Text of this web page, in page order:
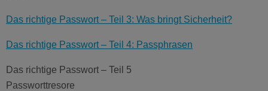
Das richtige Passwort – Teil 3: Was bringt Sicherheit?
Das richtige Passwort – Teil 4: Passphrasen
Das richtige Passwort – Teil 5
Passworttresore